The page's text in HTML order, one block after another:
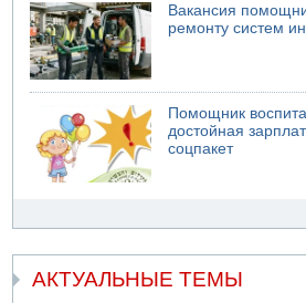
Вакансия
ремонту систем
Помощник
достойная
соцпакет
АКТУАЛЬНЫЕ ТЕМЫ